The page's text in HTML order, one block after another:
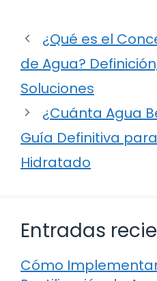
¿Qué es el
de Agua?
Soluciones
¿Cuánta Agua
Guía Definitiva
Hidratado
Entradas
Cómo